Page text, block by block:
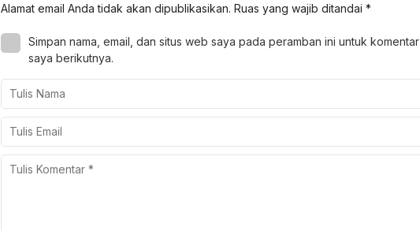
Alamat email Anda tidak akan dipublikasikan. Ruas yang wajib ditandai *
Simpan nama, email, dan situs web saya pada peramban ini untuk komentar
saya berikutnya.